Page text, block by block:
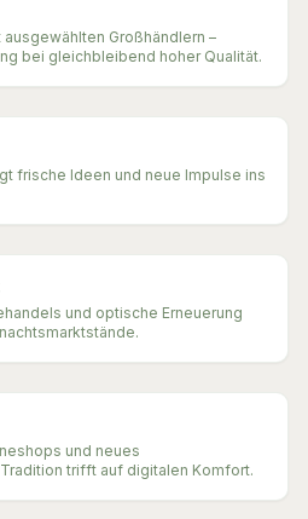
Großhändlern –
bei gleichbleibend hoher Qualität.
frische Ideen und neue Impulse ins
und optische Erneuerung
und neues
trifft auf digitalen Komfort.